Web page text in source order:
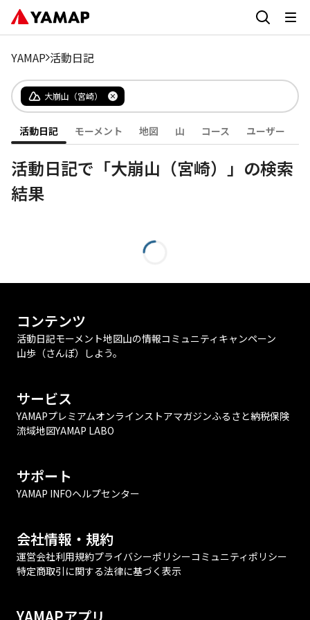
YAMAP 活動日記
大崩山（宮崎）
活動日記 モーメント 地図 山 コース ユーザー
活動日記で「大崩山（宮崎）」の検索
結果
コンテンツ
活動日記モーメント地図山の情報コミュニティ キャンペーン
山歩（さんぽ）しよう。
サービス
YAMAPプレミアムオンラインストアマガジンふるさと納税保険
流域地図YAMAP LABO
サポート
YAMAP INFOヘルプセンター
会社情報・規約
運営会社利用規約プライバシーポリシーコミュニティポリシー
特定商取引に関する法律に基づく表示